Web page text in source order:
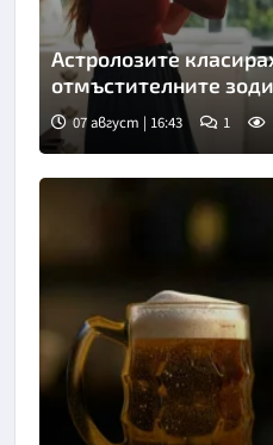
Снимка: iStock
Астролозите
отмъстителните
07 август | 16:43 1